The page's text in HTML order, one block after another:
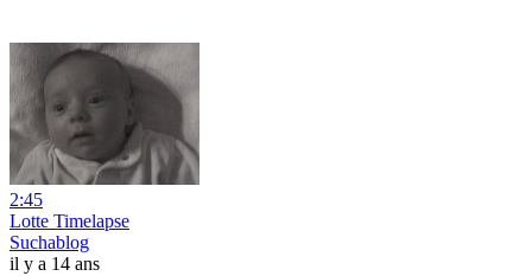
2:45
Lotte Timelapse
Suchablog
il y a 14 ans